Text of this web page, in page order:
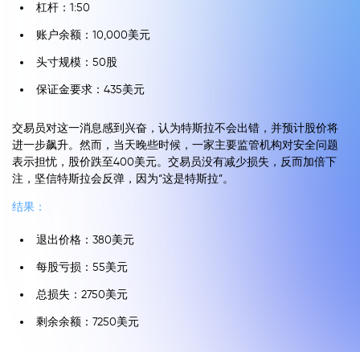
杠杆：1:50
账户余额：10,000美元
头寸规模：50股
保证金要求：435美元
交易员对这一消息感到兴奋，认为特斯拉不会出错，并预计股价将
进一步飙升。然而，当天晚些时候，一家主要监管机构对安全问题
表示担忧，股价跌至400美元。交易员没有减少损失，反而加倍下
注，坚信特斯拉会反弹，因为“这是特斯拉”。
结果：
退出价格：380美元
每股亏损：55美元
总损失：2750美元
剩余余额：7250美元